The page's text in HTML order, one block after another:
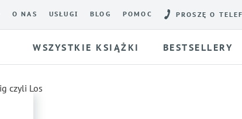
O NAS USŁUGI BLOG POMOC PROSZĘ O
WSZYSTKIE KSIĄŻKI BESTSELLERY